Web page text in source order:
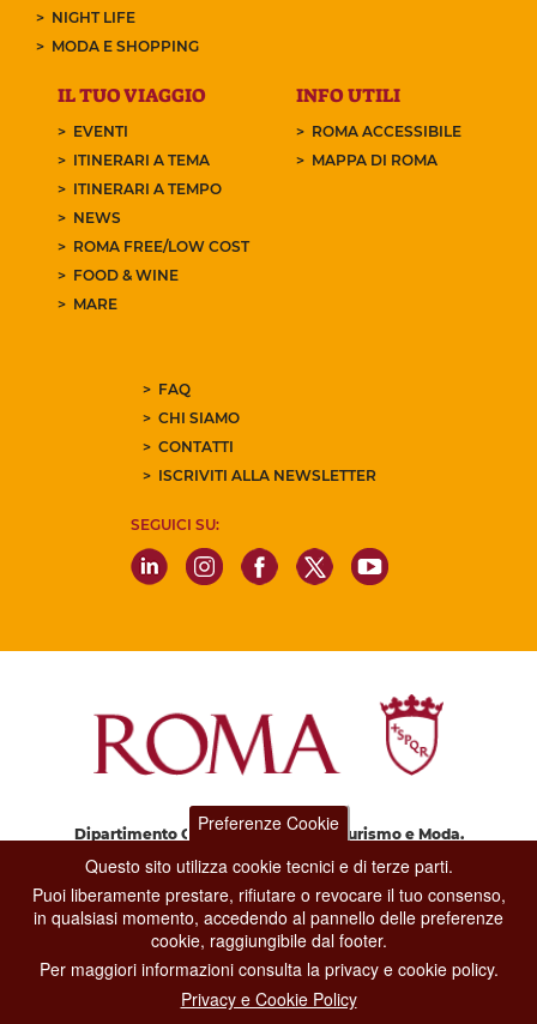
NIGHT LIFE
MODA E SHOPPING
IL TUO VIAGGIO
EVENTI
ITINERARI A TEMA
ITINERARI A TEMPO
NEWS
ROMA FREE/LOW COST
FOOD & WINE
MARE
INFO UTILI
ROMA ACCESSIBILE
MAPPA DI ROMA
FAQ
CHI SIAMO
CONTATTI
ISCRIVITI ALLA NEWSLETTER
SEGUICI SU:
Dipartimento Grandi Eventi, Sport, Turismo e Moda.
Via di San Basilio, 51
00187 Roma
CONTACT CENTER TEL. 06 06 08
CONTATTA LA REDAZIONE
Preferenze Cookie
Questo sito utilizza cookie tecnici e di terze parti.
Puoi liberamente prestare, rifiutare o revocare il tuo consenso,
in qualsiasi momento, accedendo al pannello delle preferenze
cookie, raggiungibile dal footer.
Per maggiori informazioni consulta la privacy e cookie policy.
Privacy e Cookie Policy